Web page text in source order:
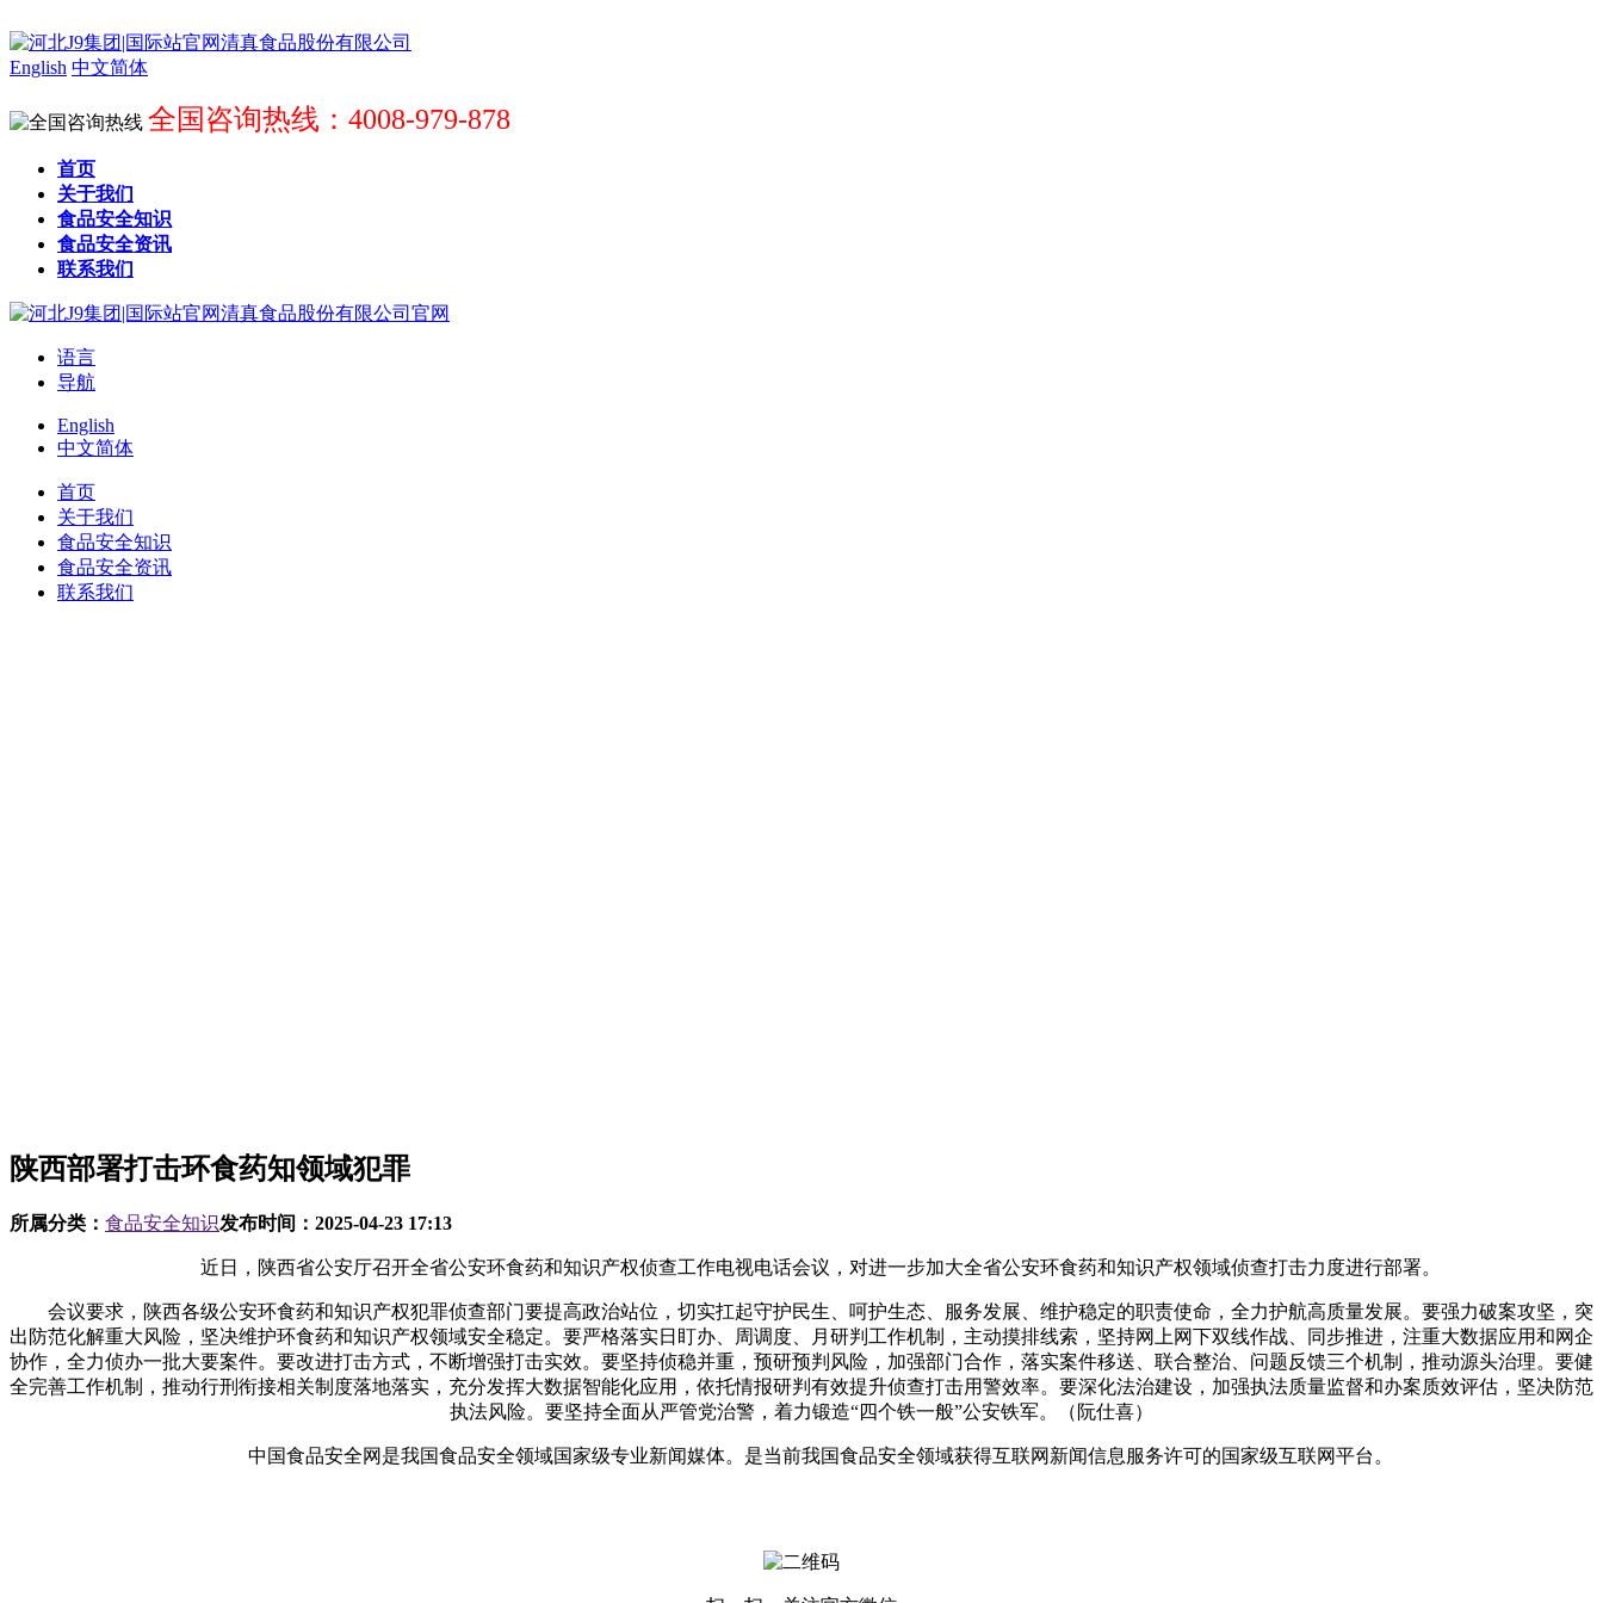
English 中文简体
全国咨询热线：4008-979-878
首页
关于我们
食品安全知识
食品安全资讯
联系我们
语言
导航
English
中文简体
首页
关于我们
食品安全知识
食品安全资讯
联系我们
陕西部署打击环食药知领域犯罪
所属分类： 食品安全知识发布时间： 2025-04-23 17:13
近日，陕西省公安厅召开全省公安环食药和知识产权侦查工作电视电话会议，对进一步加大全省公安环食药和知识产权领域侦查打击力度进行部署。
会议要求，陕西各级公安环食药和知识产权犯罪侦查部门要提高政治站位，切实扛起守护民生、呵护生态、服务发展、维护稳定的职责使命，全力护航高质量发展。要强力破案攻坚，突
出防范化解重大风险，坚决维护环食药和知识产权领域安全稳定。要严格落实日盯办、周调度、月研判工作机制，主动摸排线索，坚持网上网下双线作战、同步推进，注重大数据应用和网企
协作，全力侦办一批大要案件。要改进打击方式，不断增强打击实效。要坚持侦稳并重，预研预判风险，加强部门合作，落实案件移送、联合整治、问题反馈三个机制，推动源头治理。要健
全完善工作机制，推动行刑衔接相关制度落地落实，充分发挥大数据智能化应用，依托情报研判有效提升侦查打击用警效率。要深化法治建设，加强执法质量监督和办案质效评估，坚决防范
执法风险。要坚持全面从严管党治警，着力锻造“四个铁一般”公安铁军。（阮仕喜）
中国食品安全网是我国食品安全领域国家级专业新闻媒体。是当前我国食品安全领域获得互联网新闻信息服务许可的国家级互联网平台。